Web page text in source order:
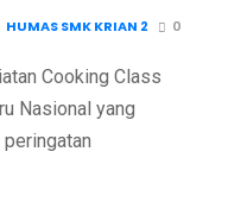
HUMAS SMK KRIAN 2 0
Cooking Class
Nasional yang